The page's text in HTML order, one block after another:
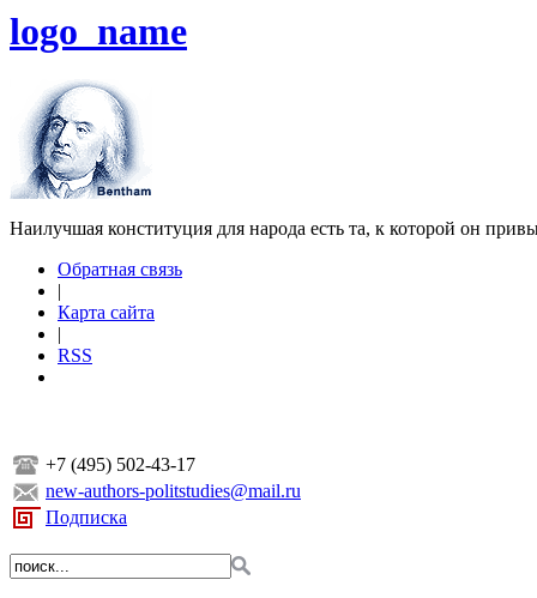
logo_name
Наилучшая конституция для народа есть та, к которой он
Обратная связь
|
Карта сайта
|
RSS
+7 (495) 502-43-17
new-authors-politstudies@mail.ru
Подписка